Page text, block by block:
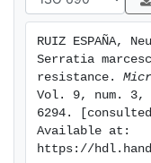
RUIZ ESPAÑA,
Serratia
resistance.
Vol. 9, num. 3,
6294.
Available at:
https://